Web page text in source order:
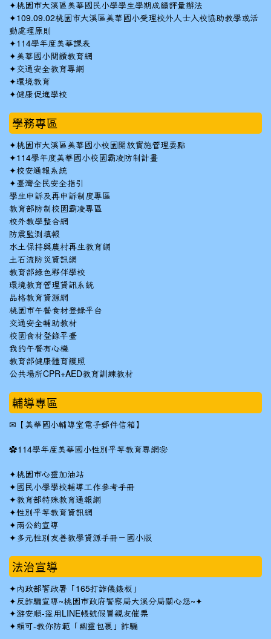
✦桃園市大溪區美華國民小學學生學期成績評量辦法
✦109.09.02桃園市大溪區美華國小受理校外人士入校協助教學或活
動處理原則
✦114學年度美華課表
✦美華國小閱讀教育網
✦ 交通安全教育專網
✦環境教育
✦健康促進學校
學務專區
✦桃園市大溪區美華國小校園開放實施管理要點
✦114學年度美華國小校園霸凌防制計畫
✦校安通報系統
✦臺灣全民安全指引
學生申訴及再申訴制度專區
教育部防制校園霸凌專區
校外教學整合網
防震監測填報
水土保持與農村再生教育網
土石流防災資訊網
教育部綠色夥伴學校
環境教育管理資訊系統
品格教育資源網
桃園市午餐食材登錄平台
交通安全輔助教材
校園食材登錄平臺
我的午餐有心機
教育部健康體育護照
公共場所CPR+AED教育訓練教材
輔導專區
✉ 【美華國小輔導室電子郵件信箱】
✿114學年度美華國小性別平等教育專網❀
✦桃園市心靈加油站
✦ 國民小學學校輔導工作參考手冊
✦教育部特殊教育通報網
✦性別平等教育資訊網
✦兩公約宣導
✦ 多元性別友善教學資源手冊－國小版
法治宣導
✦ 內政部警政署「165打詐儀錶板」
✦反詐騙宣導~桃園市政府警察局大溪分局關心您~✦
✦游安順-盜用LINE帳號假冒親友催票
✦賴可-教你防範「幽靈包裹」詐騙